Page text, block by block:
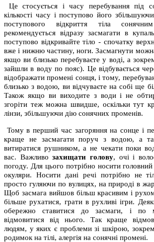
Це стосується і часу перебування під
кількості часу і поступово його
поступового відкриття тіла
рекомендується відразу засмагати в
поступово відкривайте тіло - спочатку
вже і нижню частину, ноги. Засмагнути
якщо ви близько перебуваєте у воді, а
зайшли в воду по пояс). Це відбувається
відображати промені сонця, і тому,
близько з водою, ви відчуваєте на собі ще
Також якщо ви виходите з води і не
згоріти теж можна швидше, оскільки тут
лінзи, збільшуючи дію сонячних променів.
Тому в перший час загоряння на сонце і
краще не засмагати поруч з водою, а
витиратися рушником, а не чекати поки
вас. Важливозахищати голову, очі і
погоду. Для цього потрібно носити головний
окуляри. Носити дані речі потрібно не
просто гуляючи по вулицях, на природі в
Щоб засмага вийшов більш красивим і
більше рухатися, грати в рухливі ігри.
обережно ставитися до засмаги, і по
відмовитися від нього. Так краще
людям, у яких є проблеми зі шкірою,
родимок на тілі, алергія на сонячні промені.